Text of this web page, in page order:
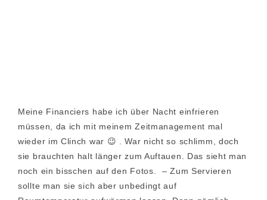
Meine Financiers habe ich über Nacht einfrieren
müssen, da ich mit meinem Zeitmanagement mal
wieder im Clinch war 😉 . War nicht so schlimm, doch
sie brauchten halt länger zum Auftauen. Das sieht man
noch ein bisschen auf den Fotos. – Zum Servieren
sollte man sie sich aber unbedingt auf